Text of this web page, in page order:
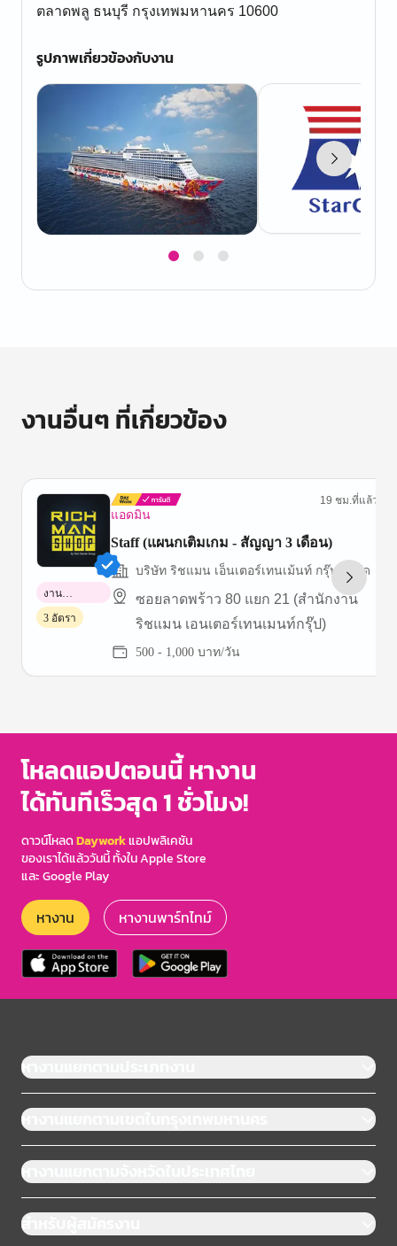
ตลาดพลู ธนบุรี กรุงเทพมหานคร 10600
รูปภาพเกี่ยวข้องกับงาน
งานอื่นๆ ที่เกี่ยวข้อง
แอดมิน
19 ชม.ที่แล้ว
Staff (แผนกเติมเกม - สัญญา 3 เดือน)
บริษัท ริชแมน เอ็นเตอร์เทนเม้นท์ กรุ๊ป จำกัด
ซอยลาดพร้าว 80 แยก 21 (สำนักงาน
ริชแมน เอนเตอร์เทนเมนท์กรุ๊ป)
500 - 1,000 บาท/วัน
งาน
พาร์ทไทม์
3 อัตรา
of
โหลดแอปตอนนี้ หางาน
ได้ทันทีเร็วสุด 1 ชั่วโมง!
ดาวน์โหลดDayworkแอปพลิเคชัน
ของเราได้แล้ววันนี้ ทั้งใน Apple Store
และ Google Play
หางาน หางานพาร์ทไทม์
หางานแยกตามประเภทงาน
หางานแยกตามเขตในกรุงเทพมหานคร
หางานแยกตามจังหวัดในประเทศไทย
สำหรับผู้สมัครงาน